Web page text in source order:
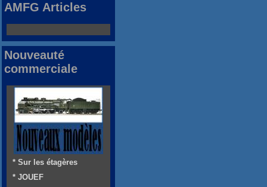
AMFG Articles
Nouveauté
commerciale
* Sur les étagères
* JOUEF